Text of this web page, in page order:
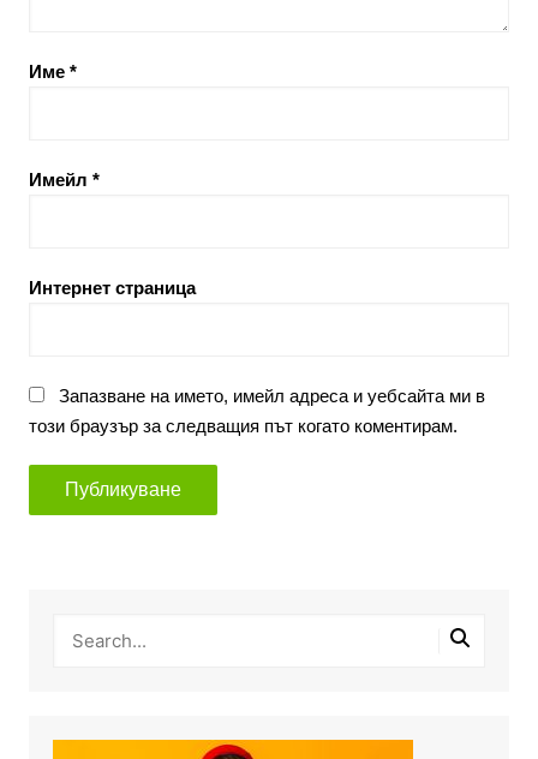
Име *
Имейл *
Интернет страница
Запазване на името, имейл адреса и уебсайта ми в
този браузър за следващия път когато коментирам.